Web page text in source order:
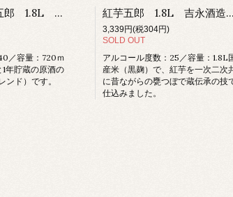
維新ブレンド五郎 1.8L 吉永酒造 甕つぼ焼酎 芋焼酎 甑島 薩摩
／容量：720ｍ
1年貯蔵の原酒の
ンド）です。
紅芋五郎 1.8L 吉永酒造 甕つ
3,339円(税304円)
SOLD OUT
アルコール度数：25／容量：1.8L
産米（黒麹）で、紅芋を一次二次
に昔ながらの甕つぼで蔵伝承の技
仕込みました。